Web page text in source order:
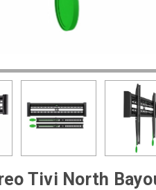
Tivi North